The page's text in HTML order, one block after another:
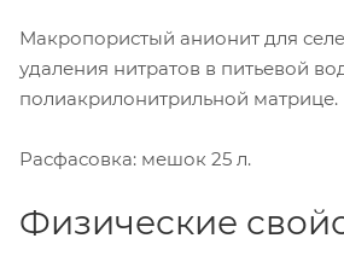
Макропористый анионит для
удаления нитратов в питьевой
полиакрилонитрильной матрице.
Расфасовка: мешок 25 л.
Физические